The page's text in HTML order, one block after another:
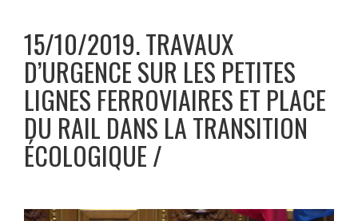
15/10/2019. TRAVAUX
D’URGENCE SUR LES PETITES
LIGNES FERROVIAIRES ET PLACE
DU RAIL DANS LA TRANSITION
ÉCOLOGIQUE
Lecteur